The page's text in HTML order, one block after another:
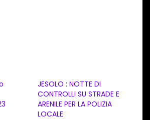
JESOLO : NOTTE DI
CONTROLLI SU STRADE E
ARENILE PER LA POLIZIA
LOCALE